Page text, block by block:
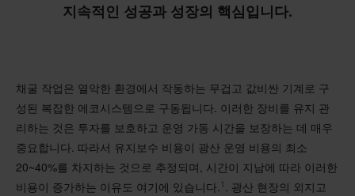
지속적인 성공과 성장의 핵심입니다.
채굴 작업은 열악한 환경에서 작동하는 무겁고 값비싼 기계로 구
성된 복잡한 에코시스템으로 구동됩니다. 이러한 장비를 유지 관
리하는 것은 투자를 보호하고 운영 가동 시간을 보장하는 데 매우
중요합니다. 따라서 유지보수 비용이 광산 운영 비용의 최소
20~40%를 차지하는 것으로 추정되며, 시간이 지남에 따라 이러한
비용이 증가하는 이유도 여기에 있습니다. 1 . 광산 현장의 외지고